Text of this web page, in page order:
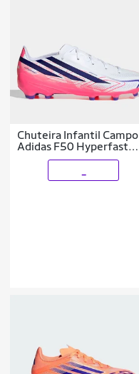
Chuteira Infantil Campo
Adidas F50 Hyperfast
League Copa Do Mundo